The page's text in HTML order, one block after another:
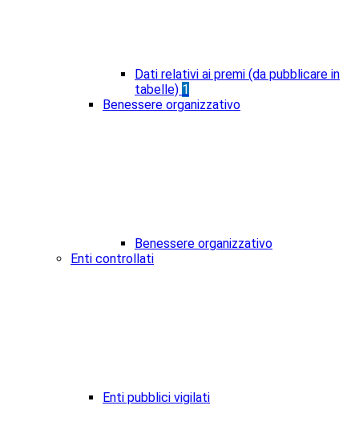
Dati relativi ai premi (da pubblicare in
tabelle) 1
Benessere organizzativo
Benessere organizzativo
Enti controllati
Enti pubblici vigilati